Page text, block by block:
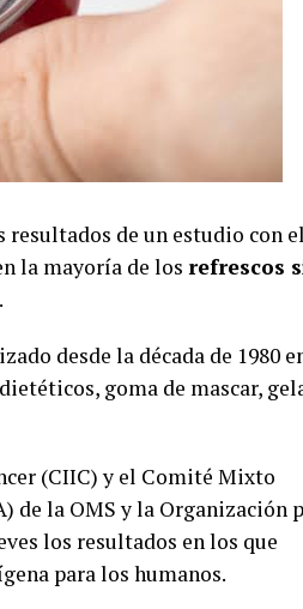
resultados de un estudio con
la mayoría de los refrescos
.
desde la década de 1980
goma de mascar,
(CIIC) y el Comité Mixto
de la OMS y la Organización
los resultados en los que
para los humanos.